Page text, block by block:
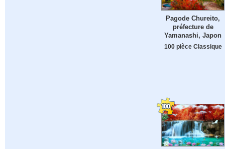
Pagode Chureito,
préfecture de
Yamanashi, Japon
100 pièce Classique